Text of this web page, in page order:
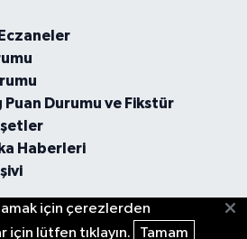
Puan Durumu ve Fikstür
Haberleri
için çerezlerden
için lütfen tıklayın.
Tamam